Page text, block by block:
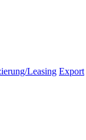
Leasing Export